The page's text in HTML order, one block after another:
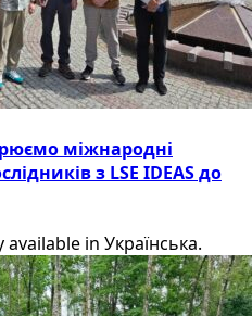
міжнародні
з LSE IDEAS до
in Українська.